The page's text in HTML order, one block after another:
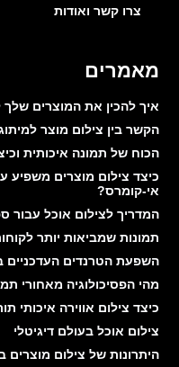
צרו קשר ואודות
מאמרים
איך להכין את המוצרים שלך
הקשר בין צילום מוצר
הכוח של תמונה איכותית
כיצד צילום מוצרים משפיע
אי-קומרס?
המדריך לצילום אוכל עבור
תמונות שמביאות יותר
השפעת הטרנדים העדכניים
מהי הפסיכולוגיה מאחורי
כיצד צילום אווירה איכותי
צילום אוכל בעולם דיגיטלי
היתרונות של צילום